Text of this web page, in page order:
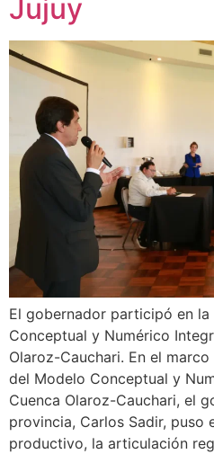
Jujuy
El gobernador participó en
Conceptual y Numérico
Olaroz-Cauchari. En el
del Modelo Conceptual y
Cuenca Olaroz-Cauchari, el
provincia, Carlos Sadir, puso
productivo, la articulación